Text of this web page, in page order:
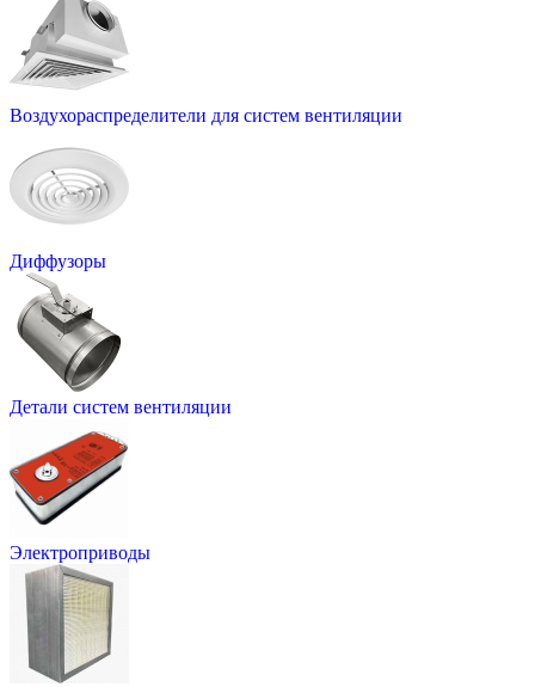
Воздухораспределители для систем вентиляции
Диффузоры
Детали систем вентиляции
Электроприводы